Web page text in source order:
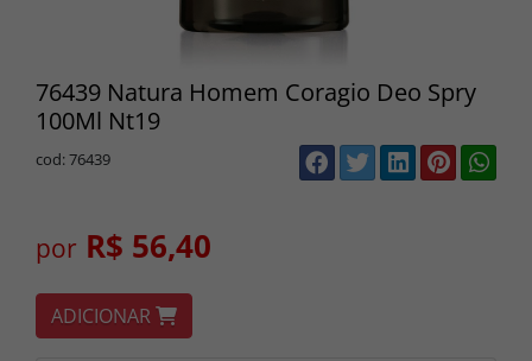
76439 Natura Homem Coragio Deo Spry
100Ml Nt19
cod: 76439
por R$ 56,40
ADICIONAR